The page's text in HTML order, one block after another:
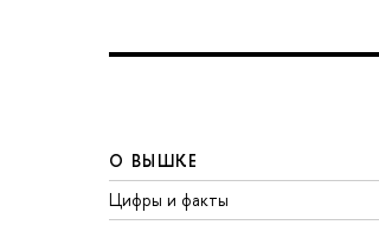
О ВЫШКЕ
Цифры и факты